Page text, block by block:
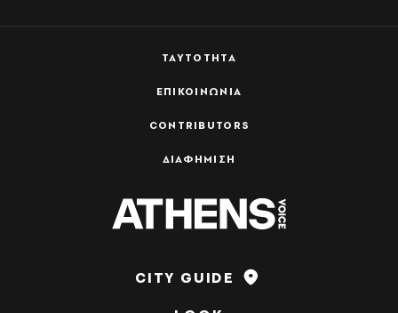
ΤΑΥΤΟΤΗΤΑ
ΕΠΙΚΟΙΝΩΝΙΑ
CONTRIBUTORS
ΔΙΑΦΗΜΙΣΗ
CITY GUIDE